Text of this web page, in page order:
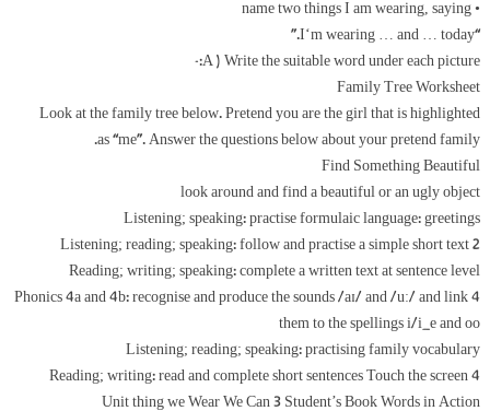
• name two things I am wearing, saying
“I‘m wearing … and … today.”
A ) Write the suitable word under each picture:-
Family Tree Worksheet
Look at the family tree below. Pretend you are the girl that is highlighted
as “me”. Answer the questions below about your pretend family.
Find Something Beautiful
look around and find a beautiful or an ugly object
Listening; speaking: practise formulaic language: greetings
2 Listening; reading; speaking: follow and practise a simple short text
Reading; writing; speaking: complete a written text at sentence level
4 Phonics 4a and 4b: recognise and produce the sounds /aɪ/ and /uː/ and link
them to the spellings i/i_e and oo
Listening; reading; speaking: practising family vocabulary
4 Reading; writing: read and complete short sentences Touch the screen
Unit thing we Wear We Can 3 Student’s Book Words in Action